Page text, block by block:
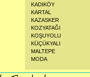
KADIKÖY
KARTAL
KAZASKER
KOZYATAĞI
KOŞUYOLU
KÜÇÜKYALI
MALTEPE
MODA